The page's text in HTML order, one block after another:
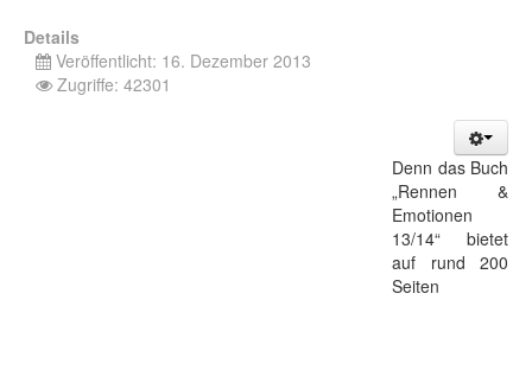
Details
Veröffentlicht: 16. Dezember 2013
Zugriffe: 42301
Denn das Buch
„Rennen &
Emotionen
13/14“ bietet
auf rund 200
Seiten